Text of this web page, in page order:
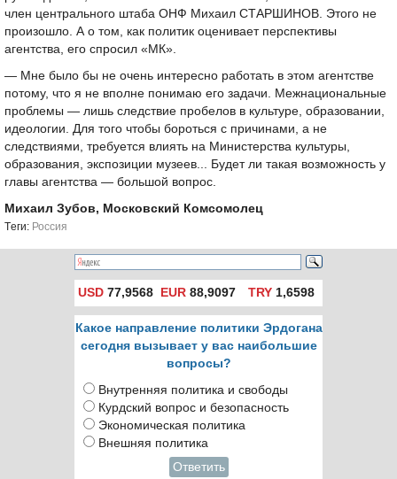
член центрального штаба ОНФ Михаил СТАРШИНОВ. Этого не
произошло. А о том, как политик оценивает перспективы
агентства, его спросил «МК».
— Мне было бы не очень интересно работать в этом агентстве
потому, что я не вполне понимаю его задачи. Межнациональные
проблемы — лишь следствие пробелов в культуре, образовании,
идеологии. Для того чтобы бороться с причинами, а не
следствиями, требуется влиять на Министерства культуры,
образования, экспозиции музеев... Будет ли такая возможность у
главы агентства — большой вопрос.
Михаил Зубов, Московский Комсомолец
Tеги: Россия
USD 77,9568 EUR 88,9097 TRY1,6598
Какое направление политики Эрдогана
сегодня вызывает у вас наибольшие
вопросы?
Внутренняя политика и свободы
Курдский вопрос и безопасность
Экономическая политика
Внешняя политика
Ответить